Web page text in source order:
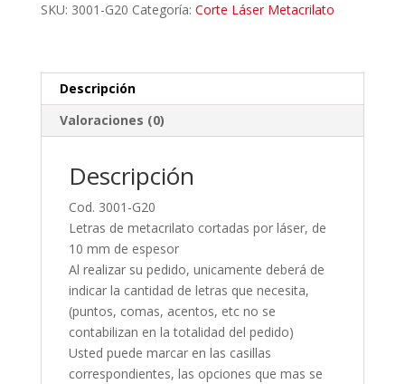
espesor
cantidad
SKU: 3001-G20 Categoría: Corte Láser Metacrilato
Descripción
Valoraciones (0)
Descripción
Cod. 3001-G20
Letras de metacrilato cortadas por láser, de
10 mm de espesor
Al realizar su pedido, unicamente deberá de
indicar la cantidad de letras que necesita,
(puntos, comas, acentos, etc no se
contabilizan en la totalidad del pedido)
Usted puede marcar en las casillas
correspondientes, las opciones que mas se